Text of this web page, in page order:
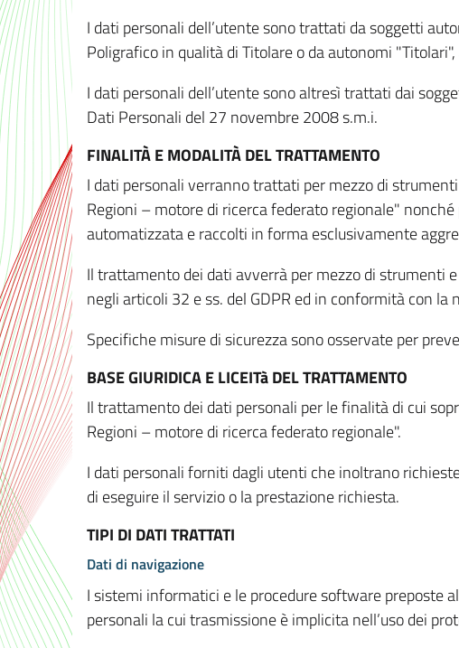
I dati personali dell’utente sono trattati da soggetti
Poligrafico in qualità di Titolare o da autonomi
I dati personali dell’utente sono altresì trattati dai
Dati Personali del 27 novembre 2008 s.m.i.
FINALITÀ E MODALITÀ DEL TRATTAMENTO
I dati personali verranno trattati per mezzo di
Regioni – motore di ricerca federato regionale"
automatizzata e raccolti in forma esclusivamente
Il trattamento dei dati avverrà per mezzo di strumenti
negli articoli 32 e ss. del GDPR ed in conformità con
Specifiche misure di sicurezza sono osservate per
BASE GIURIDICA E LICEITà DEL TRATTAMENTO
Il trattamento dei dati personali per le finalità di cui
Regioni – motore di ricerca federato regionale".
I dati personali forniti dagli utenti che inoltrano
di eseguire il servizio o la prestazione richiesta.
TIPI DI DATI TRATTATI
Dati di navigazione
I sistemi informatici e le procedure software preposte
personali la cui trasmissione è implicita nell’uso dei